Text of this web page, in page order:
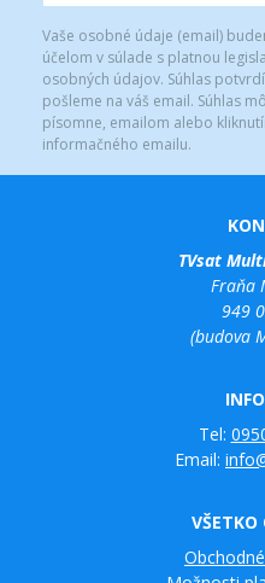
Vaše osobné údaje (email)
účelom v súlade s platnou
osobných údajov. Súhlas
pošleme na váš email. Súhlas
písomne, emailom alebo
informačného emailu.
TVsat
Fraňa
949
(budova
Tel:
Email:
VŠETKO